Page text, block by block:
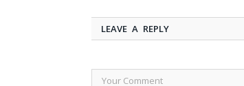
LEAVE A REPLY